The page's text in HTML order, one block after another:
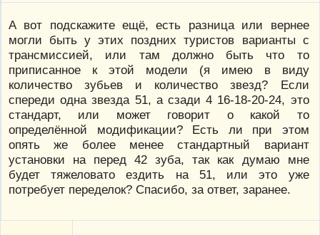
А вот подскажите ещё, есть разница или вернее
могли быть у этих поздних туристов варианты с
трансмиссией, или там должно быть что то
приписанное к этой модели (я имею в виду
количество зубьев и количество звезд? Если
спереди одна звезда 51, а сзади 4 16-18-20-24, это
стандарт, или может говорит о какой то
определённой модификации? Есть ли при этом
опять же более менее стандартный вариант
установки на перед 42 зуба, так как думаю мне
будет тяжеловато ездить на 51, или это уже
потребует переделок? Спасибо, за ответ, заранее.